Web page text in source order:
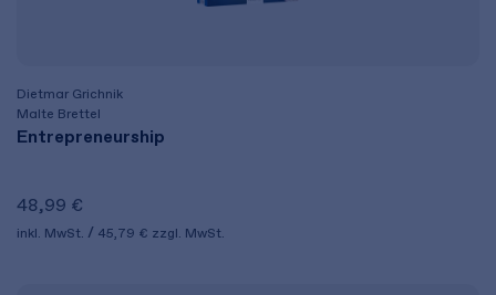
Dietmar Grichnik
Malte Brettel
Entrepreneurship
48,99 €
inkl. MwSt. 45,79 € zzgl. MwSt.